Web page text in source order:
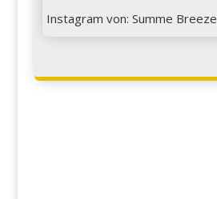
Instagram von: Summe Breeze